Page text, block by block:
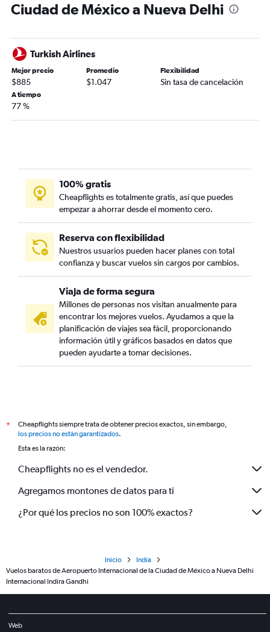
Ciudad de México a Nueva Delhi
Turkish Airlines
Mejor precio
$885
Promedio
$1.047
Flexibilidad
Sin tasa de cancelación
A tiempo
77 %
100% gratis
Cheapflights es totalmente gratis, así que puedes
empezar a ahorrar desde el momento cero.
Reserva con flexibilidad
Nuestros usuarios pueden hacer planes con total
confianza y buscar vuelos sin cargos por cambios.
Viaja de forma segura
Millones de personas nos visitan anualmente para
encontrar los mejores vuelos. Ayudamos a que la
planificación de viajes sea fácil, proporcionando
información útil y gráficos basados en datos que
pueden ayudarte a tomar decisiones.
*
Cheapflights siempre trata de obtener precios exactos, sin embargo,
los precios no están garantizados.
Esta es la razón:
Cheapflights no es el vendedor.
Agregamos montones de datos para ti
¿Por qué los precios no son 100% exactos?
Inicio
India
Vuelos baratos de Aeropuerto Internacional de la Ciudad de México a Nueva Delhi
Internacional Indira Gandhi
Web